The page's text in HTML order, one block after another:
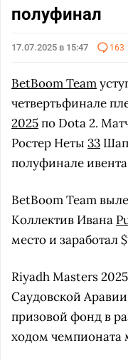
полуфинал
17.07.2025 в 15:47 163
BetBoom Team
четвертьфинале
2025по Dota 2.
Ростер Неты 33
полуфинале
BetBoom Team
Коллектив Ивана
место и заработал
Riyadh Masters
Саудовской
призовой фонд в
ходом чемпионата